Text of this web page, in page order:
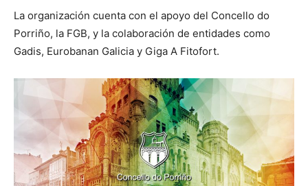
La organización cuenta con el apoyo del Concello do
Porriño, la FGB, y la colaboración de entidades como
Gadis, Eurobanan Galicia y Giga A Fitofort.